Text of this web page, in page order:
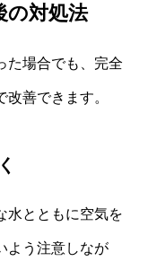
の対処法
た場合でも、完全
善できます。
水とともに空気を
よう注意しなが